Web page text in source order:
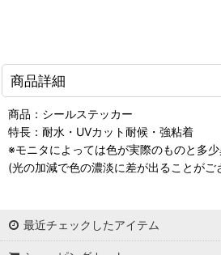
商品詳細
商品：シールステッカー
特長：耐水・UVカット耐候・強粘着
※モニタによっては色が実際のものと多少
(光の加減で色の濃淡に差が出ることがご
最近チェックしたアイテム